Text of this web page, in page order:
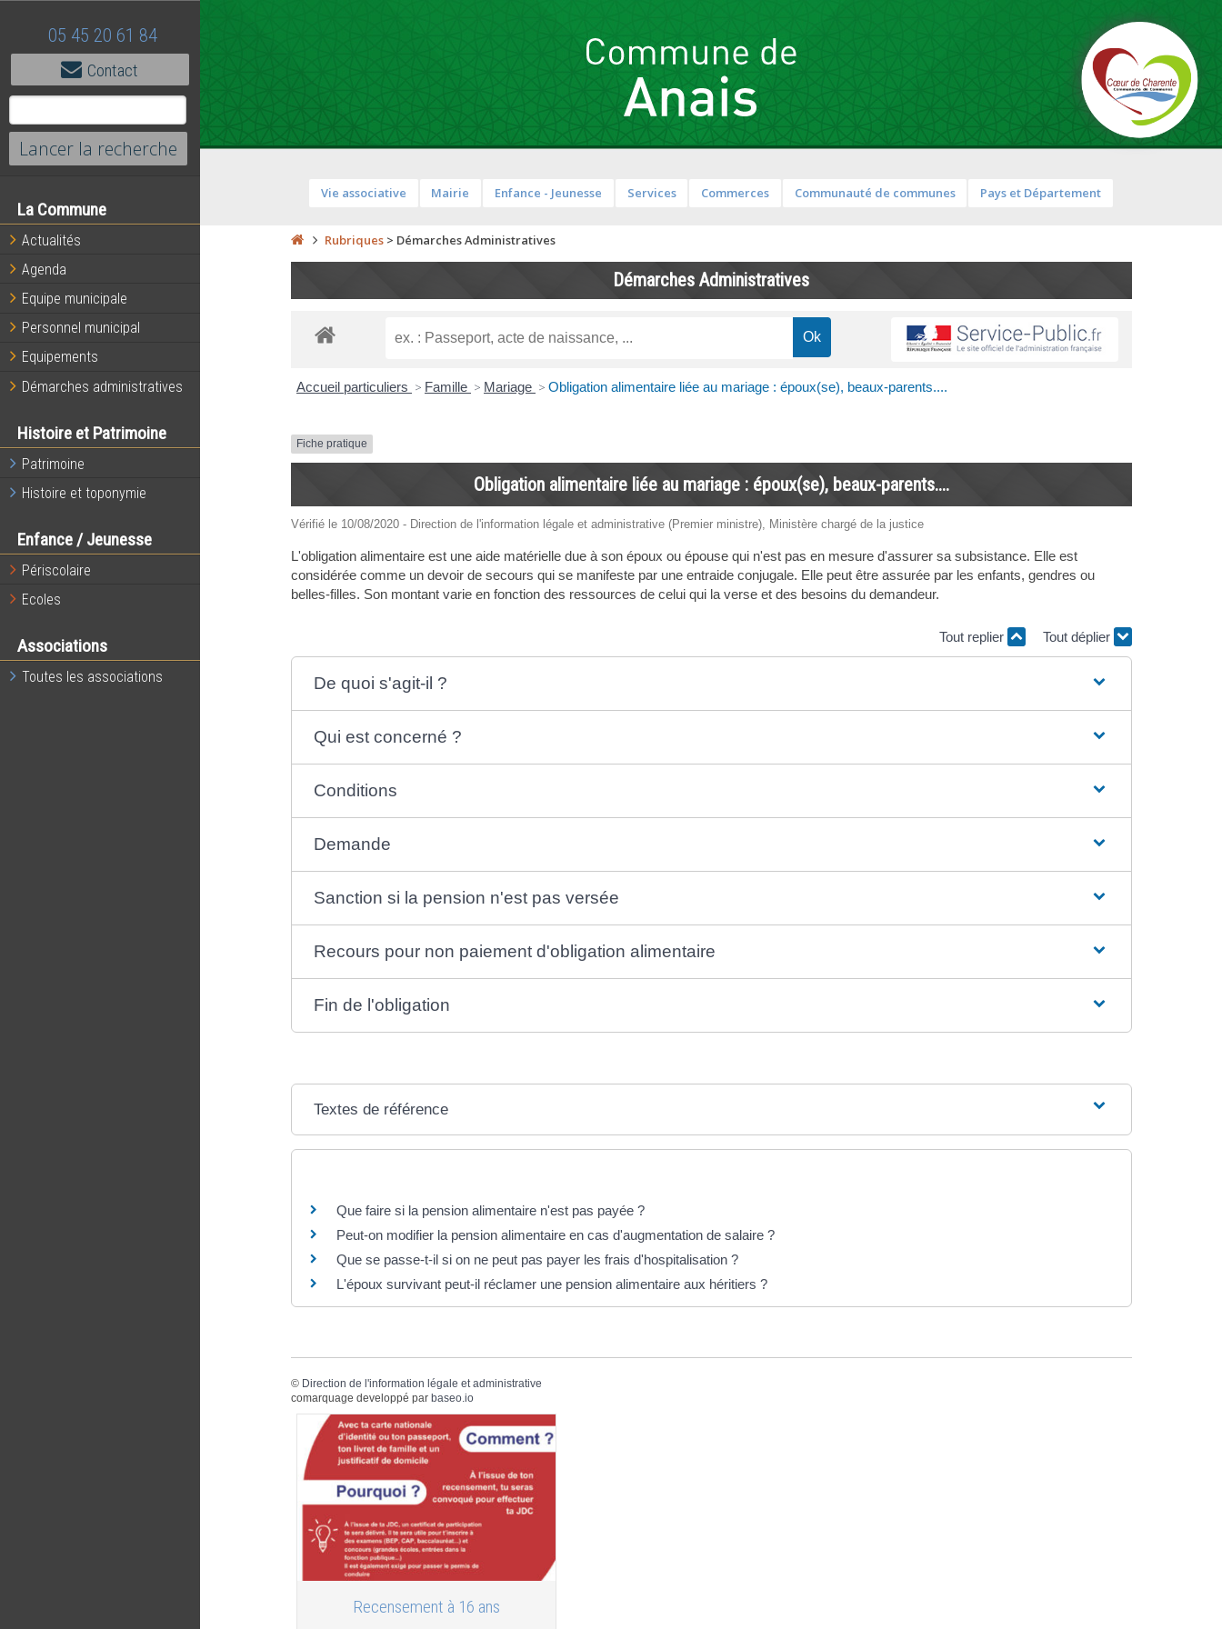
05 45 20 61 84
Contact
La Commune
Actualités
Agenda
Equipe municipale
Personnel municipal
Equipements
Démarches administratives
Histoire et Patrimoine
Patrimoine
Histoire et toponymie
Enfance / Jeunesse
Périscolaire
Ecoles
Associations
Toutes les associations
Vie associative Mairie Enfance - Jeunesse Services Commerces Communauté de communes Pays et Département
Rubriques> Démarches Administratives
Démarches Administratives
Accueil particuliers > Famille > Mariage > Obligation alimentaire liée au mariage : époux(se), beaux-parents....
Fiche pratique
Obligation alimentaire liée au mariage : époux(se), beaux-parents....
Vérifié le 10/08/2020 - Direction de l'information légale et administrative (Premier ministre), Ministère chargé de la justice
L'obligation alimentaire est une aide matérielle due à son époux ou épouse qui n'est pas en mesure d'assurer sa subsistance. Elle est
considérée comme un devoir de secours qui se manifeste par une entraide conjugale. Elle peut être assurée par les enfants, gendres ou
belles-filles. Son montant varie en fonction des ressources de celui qui la verse et des besoins du demandeur.
Tout replier Tout déplier
De quoi s'agit-il ?
Qui est concerné ?
Conditions
Demande
Sanction si la pension n'est pas versée
Recours pour non paiement d'obligation alimentaire
Fin de l'obligation
Textes de référence
Que faire si la pension alimentaire n'est pas payée ?
Peut-on modifier la pension alimentaire en cas d'augmentation de salaire ?
Que se passe-t-il si on ne peut pas payer les frais d'hospitalisation ?
L'époux survivant peut-il réclamer une pension alimentaire aux héritiers ?
© Direction de l'information légale et administrative
comarquage developpé par baseo.io
Recensement à 16 ans